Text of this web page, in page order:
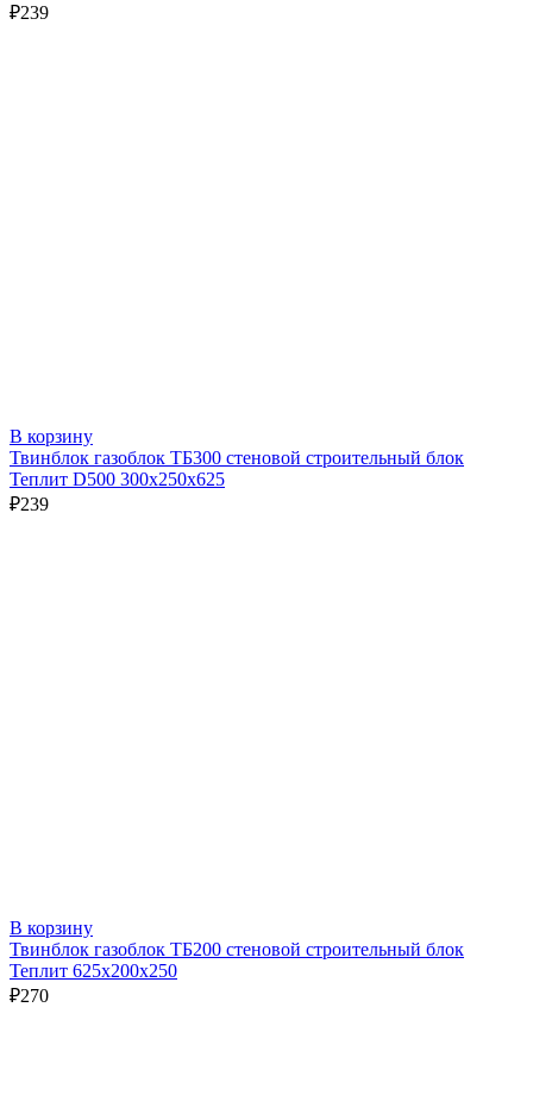
₽239
В корзину
Твинблок газоблок ТБ300 стеновой строительный блок
Теплит D500 300х250х625
₽239
В корзину
Твинблок газоблок ТБ200 стеновой строительный блок
Теплит 625х200х250
₽270